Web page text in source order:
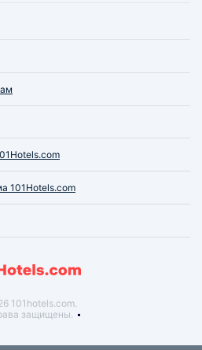
101Hotels.com
101hotels.com.
защищены.